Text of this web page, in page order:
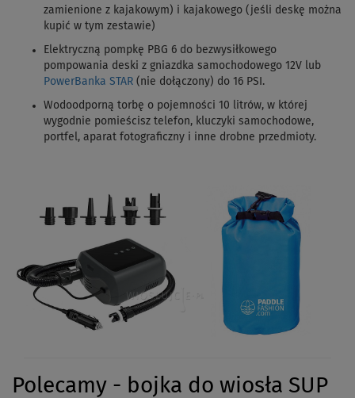
zamienione z kajakowym) i kajakowego (jeśli deskę można
kupić w tym zestawie)
Elektryczną pompkę PBG 6 do bezwysiłkowego
pompowania deski z gniazdka samochodowego 12V lub
PowerBanka STAR (nie dołączony) do 16 PSI.
Wodoodporną torbę o pojemności 10 litrów, w której
wygodnie pomieścisz telefon, kluczyki samochodowe,
portfel, aparat fotograficzny i inne drobne przedmioty.
Polecamy - bojka do wiosła SUP